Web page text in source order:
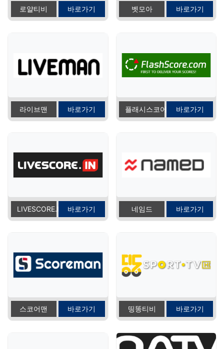
로얄티비 바로가기 벳모아 바로가기
라이브맨 바로가기 플래시스코어 바로가기
LIVESCORE.IN 바로가기 네임드 바로가기
스코어맨 바로가기 띵똥티비 바로가기